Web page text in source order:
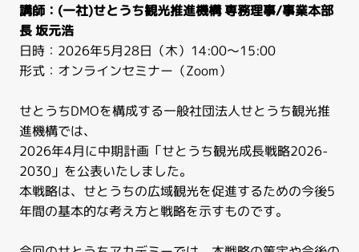
講師：(一社)せとうち観光推進機構 専務理事/事業本部
長 坂元浩
日時：2026年5月28日（木）14:00～15:00
形式：オンラインセミナー（Zoom）
せとうちDMOを構成する一般社団法人せとうち観光推
進機構では、
2026年4月に中期計画「せとうち観光成長戦略2026-
2030」を公表いたしました。
本戦略は、せとうちの広域観光を促進するための今後5
年間の基本的な考え方と戦略を示すものです。